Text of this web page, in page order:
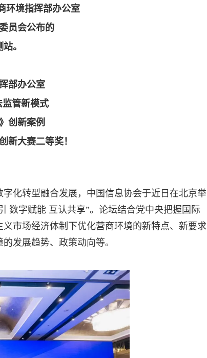
环境指挥部办公室
员会公布的
。
部办公室
管新模式
创新案例
新大赛二等奖！
化转型融合发展，中国信息协会于近日在北京举
数字赋能 互认共享”。论坛结合党中央把握国际
市场经济体制下优化营商环境的新特点、新要求
发展趋势、政策动向等。